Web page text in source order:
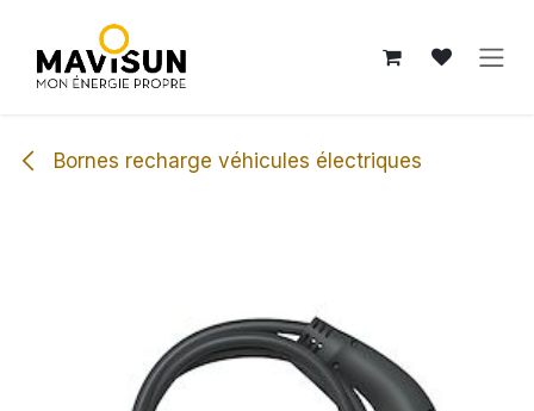
Bornes recharge véhicules électriques